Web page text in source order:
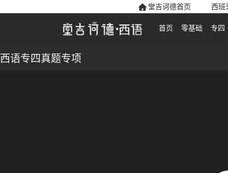
堂吉诃德首页 西班
首页 零基础 专四
西语专四真题专项